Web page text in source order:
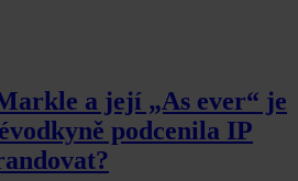
a její „As ever“ je
podcenila IP